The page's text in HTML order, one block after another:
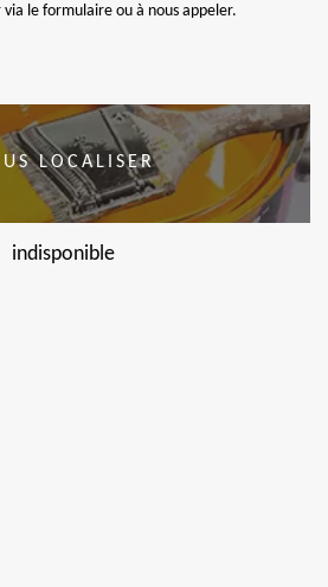
le formulaire ou à nous appeler.
LOCALISER
indisponible